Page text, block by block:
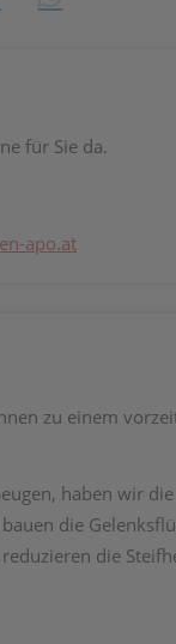
für Sie da.
apo.at
zu einem
haben wir
die
die